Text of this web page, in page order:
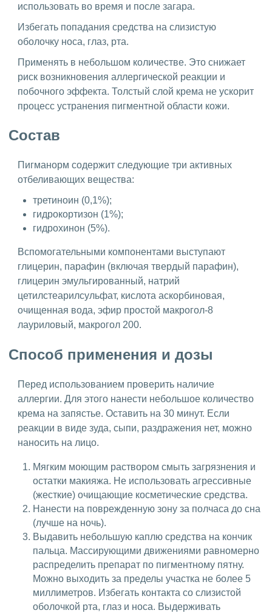
использовать во время и после загара.
Избегать попадания средства на слизистую
оболочку носа, глаз, рта.
Применять в небольшом количестве. Это снижает
риск возникновения аллергической реакции и
побочного эффекта. Толстый слой крема не ускорит
процесс устранения пигментной области кожи.
Состав
Пигманорм содержит следующие три активных
отбеливающих вещества:
третиноин (0,1%);
гидрокортизон (1%);
гидрохинон (5%).
Вспомогательными компонентами выступают
глицерин, парафин (включая твердый парафин),
глицерин эмульгированный, натрий
цетилстеарилсульфат, кислота аскорбиновая,
очищенная вода, эфир простой макрогол-8
лауриловый, макрогол 200.
Способ применения и дозы
Перед использованием проверить наличие
аллергии. Для этого нанести небольшое количество
крема на запястье. Оставить на 30 минут. Если
реакции в виде зуда, сыпи, раздражения нет, можно
наносить на лицо.
Мягким моющим раствором смыть загрязнения и
остатки макияжа. Не использовать агрессивные
(жесткие) очищающие косметические средства.
Нанести на поврежденную зону за полчаса до сна
(лучше на ночь).
Выдавить небольшую каплю средства на кончик
пальца. Массирующими движениями равномерно
распределить препарат по пигментному пятну.
Можно выходить за пределы участка не более 5
миллиметров. Избегать контакта со слизистой
оболочкой рта, глаз и носа. Выдерживать